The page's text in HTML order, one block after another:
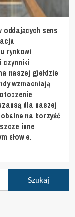
sens
rynkowi
czynniki
naszej giełdzie
wzmacniają
dla naszej
na korzyść
inne
słowie.